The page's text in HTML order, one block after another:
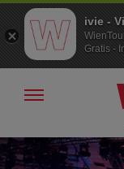
Zur
Navigation
Zum
Inhalt
Navigation
ivie -
Gratis -